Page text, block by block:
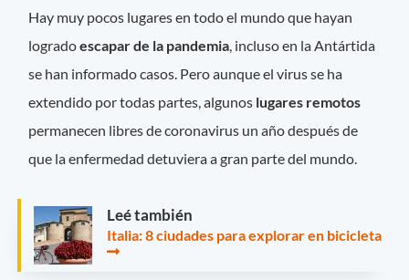
Hay muy pocos lugares en todo el mundo que hayan
logradoescapar de la pandemia , incluso en la Antártida
se han informado casos. Pero aunque el virus se ha
extendido por todas partes, algunos lugares remotos
permanecen libres de coronavirus un año después de
que la enfermedad detuviera a gran parte del mundo.
Leé también
Italia: 8 ciudades para explorar en bicicleta